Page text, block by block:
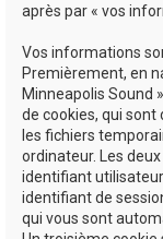
après par « vos
Vos informations
Premièrement, en
Minneapolis Sound
de cookies, qui
les fichiers
ordinateur. Les
identifiant
identifiant de
qui vous sont